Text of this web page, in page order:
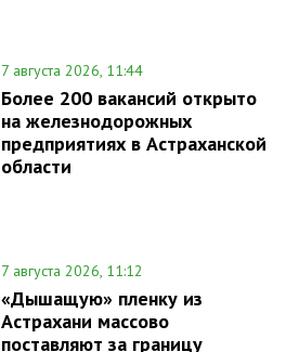
7 августа 2026, 11:44
Более 200 вакансий открыто
на железнодорожных
предприятиях в Астраханской
области
7 августа 2026, 11:12
«Дышащую» пленку из
Астрахани массово
поставляют за границу